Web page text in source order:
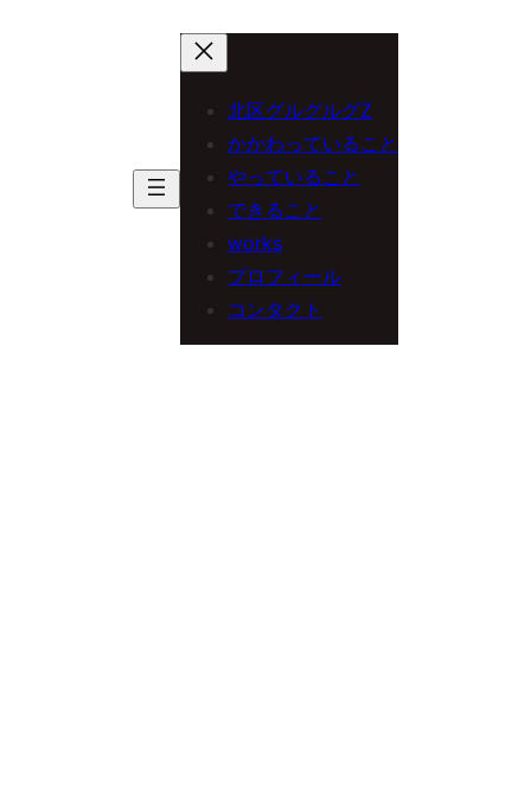
北区グルグルグZ
かかわっていること
やっていること
できること
works
プロフィール
コンタクト